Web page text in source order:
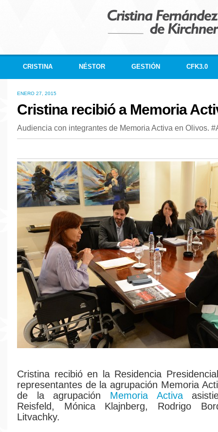
CRISTINA NÉSTOR GESTIÓN CFK3.0
ENERO 27, 2015
Cristina recibió a Memoria
Audiencia con integrantes de Memoria Activa en Olivos.
Cristina recibió en la Residencia
representantes de la agrupación Memoria
de la agrupación Memoria Activa
Reisfeld, Mónica Klajnberg, Rodrigo
Litvachky.